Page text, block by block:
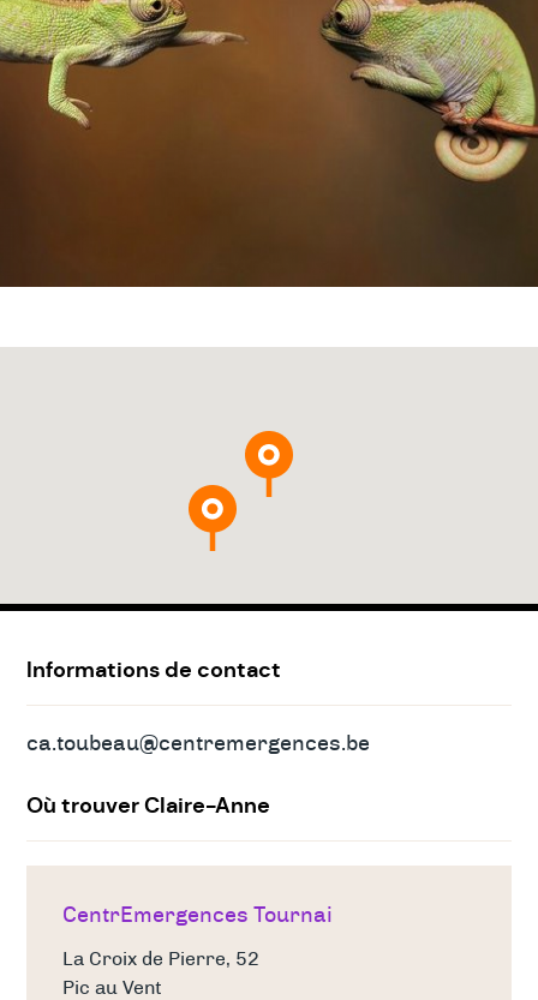
Adresses
contact
Informations de contact
ca.toubeau@centremergences.be
Où trouver Claire-Anne
CentrEmergences Tournai
La Croix de Pierre, 52
Pic au Vent